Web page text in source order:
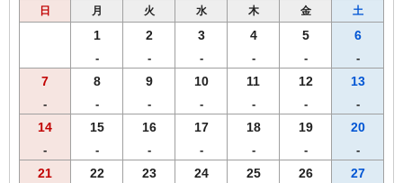
日 月 火 水 木 金 土
1
-
2
-
3
-
4
-
5
-
6
-
7
-
8
-
9
-
10
-
11
-
12
-
13
-
14
-
15
-
16
-
17
-
18
-
19
-
20
-
21 22 23 24 25 26 27